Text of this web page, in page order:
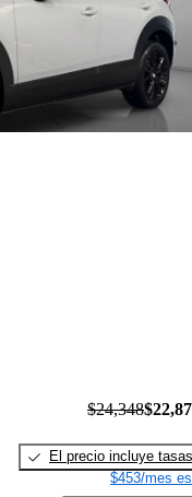
$24,348
El precio incluye tasas
$453/mes